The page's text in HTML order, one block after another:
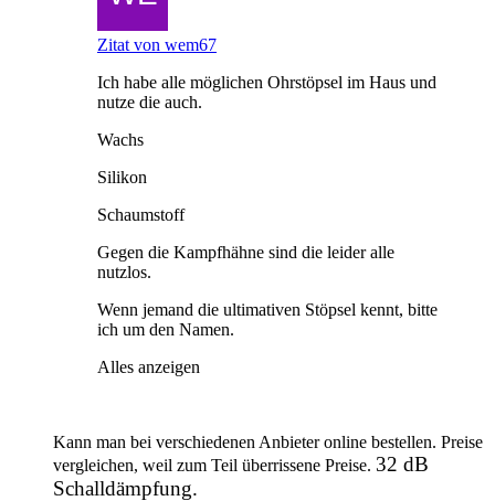
Zitat von wem67
Ich habe alle möglichen Ohrstöpsel im Haus und
nutze die auch.
Wachs
Silikon
Schaumstoff
Gegen die Kampfhähne sind die leider alle
nutzlos.
Wenn jemand die ultimativen Stöpsel kennt, bitte
ich um den Namen.
Alles anzeigen
Kann man bei verschiedenen Anbieter online bestellen. Preise
vergleichen, weil zum Teil überrissene Preise. 32 dB
Schalldämpfung.